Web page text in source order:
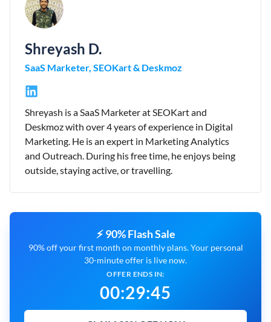
Shreyash D.
SaaS Marketer, SEOKart & Deskmoz
Shreyash is a SaaS Marketer at SEOKart and
Deskmoz with over 4 years of experience in Digital
Marketing. He is an expert in Marketing Analytics
and Outreach. During his free time, he enjoys being
outside, staying active, or travelling.
⚡ 90% Flash Sale
90% off your first month on monthly plans. Your personal
30-minute offer is live now.
OFFER ENDS IN:
00:29:44